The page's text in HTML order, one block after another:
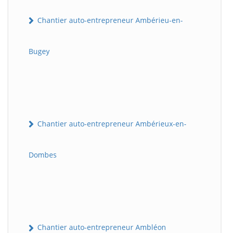
Chantier auto-entrepreneur Ambérieu-en-
Bugey
Chantier auto-entrepreneur Ambérieux-en-
Dombes
Chantier auto-entrepreneur Ambléon